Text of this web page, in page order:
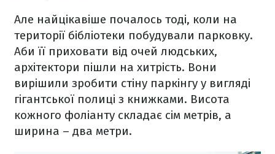
Але найцікавіше почалось тоді, коли на
території бібліотеки побудували парковку.
Аби її приховати від очей людських,
архітектори пішли на хитрість. Вони
вирішили зробити стіну паркінгу у вигляді
гігантської полиці з книжками. Висота
кожного фоліанту складає сім метрів, а
ширина – два метри.